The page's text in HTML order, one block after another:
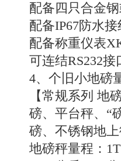
配备四只合金
配备IP67防水
配备称重仪表
可连结RS232接
4、个旧小地磅
【常规系列 地
磅、平台秤、“
磅、不锈钢地
地磅秤量程：